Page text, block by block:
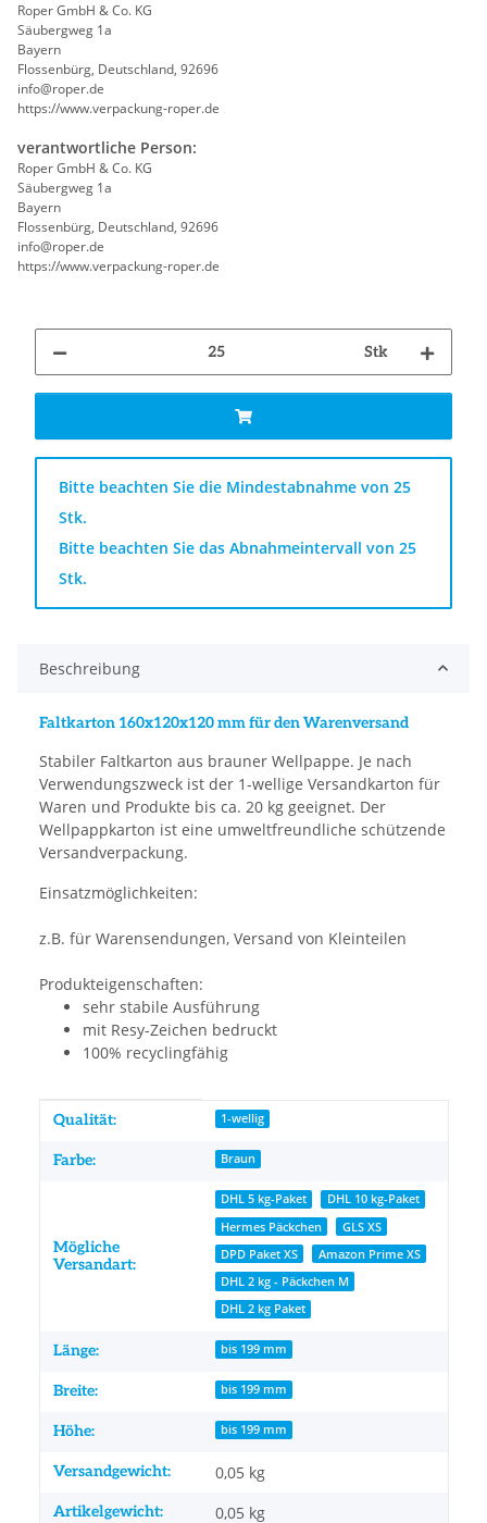
Roper GmbH & Co. KG
Säubergweg 1a
Bayern
Flossenbürg, Deutschland, 92696
info@roper.de
https://www.verpackung-roper.de
verantwortliche Person:
Roper GmbH & Co. KG
Säubergweg 1a
Bayern
Flossenbürg, Deutschland, 92696
info@roper.de
https://www.verpackung-roper.de
Stk
x
Bitte beachten Sie die Mindestabnahme von 25
Stk.
Bitte beachten Sie das Abnahmeintervall von 25
Stk.
Beschreibung
Faltkarton 160x120x120 mm für den Warenversand
Stabiler Faltkarton aus brauner Wellpappe. Je nach
Verwendungszweck ist der 1-wellige Versandkarton für
Waren und Produkte bis ca. 20 kg geeignet. Der
Wellpappkarton ist eine umweltfreundliche schützende
Versandverpackung.
Einsatzmöglichkeiten:
z.B. für Warensendungen, Versand von Kleinteilen
Produkteigenschaften:
sehr stabile Ausführung
mit Resy-Zeichen bedruckt
100% recyclingfähig
Produkteigenschaft
Wert
Qualität: 1-wellig
Farbe: Braun
Mögliche
Versandart:
DHL 5 kg-Paket
DHL 10 kg-Paket
Hermes Päckchen
GLS XS
DPD Paket XS
Amazon Prime XS
DHL 2 kg - Päckchen M
DHL 2 kg Paket
Länge: bis 199 mm
Breite: bis 199 mm
Höhe: bis 199 mm
Versandgewicht: 0,05 kg
Artikelgewicht: 0,05 kg